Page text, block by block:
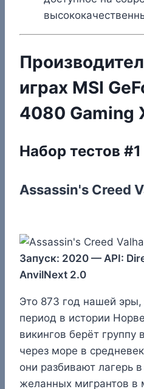
играх MSI
4080 Gaming
Набор тестов #1
Assassin's Creed
Запуск: 2020 — API:
AnvilNext 2.0
Это 873 год нашей
период в истории
викингов берёт
через море в
они разбивают лагерь
желанных мигрантов в